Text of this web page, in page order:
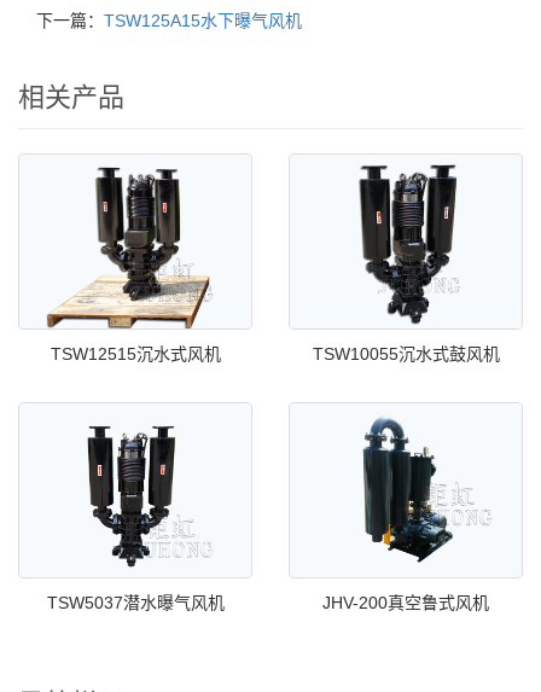
下一篇： TSW125A15水下曝气风机
相关产品
TSW12515沉水式风机 TSW10055沉水式鼓风机
TSW5037潜水曝气风机 JHV-200真空鲁式风机